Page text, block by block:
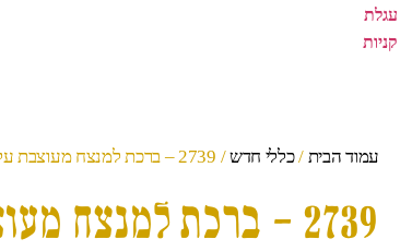
עגלת
קניות
עמוד הבית /כללי חדש/ 2739 – ברכת למנצח מעוצבת על בלוק זכוכית אקרילי שקוף
2739 – ברכת למנצח מעוצבת על בלוק זכוכית אקרילי שקוף